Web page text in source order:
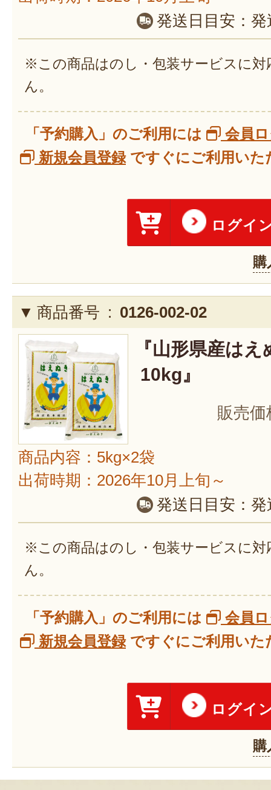
発送日目安： 発
※この商品はのし・包装サービスに対
ん。
「予約購入」のご利用には
会員
新規会員登録ですぐにご利用いた
ログイ
購
商品番号 : 0126-002-02
『山形県産は
10kg』
販売価
商品内容：5kg×2袋
出荷時期：2026年10月上旬～
発送日目安： 発
※この商品はのし・包装サービスに対
ん。
「予約購入」のご利用には
会員
新規会員登録ですぐにご利用いた
ログイ
購